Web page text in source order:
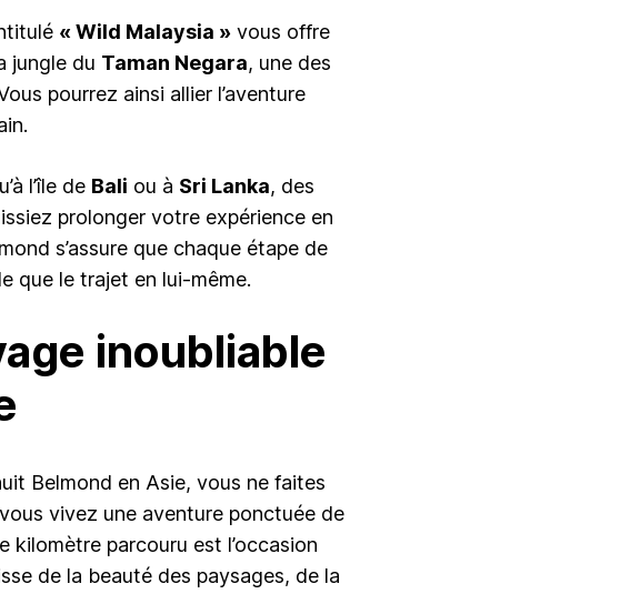
« Wild Malaysia » vous offre
jungle du Taman Negara, une des
pourrez ainsi allier l’aventure
l’île de Bali ou à Sri Lanka, des
prolonger votre expérience en
s’assure que chaque étape de
que le trajet en lui-même.
inoubliable
Belmond en Asie, vous ne faites
vivez une aventure ponctuée de
kilomètre parcouru est l’occasion
de la beauté des paysages, de la